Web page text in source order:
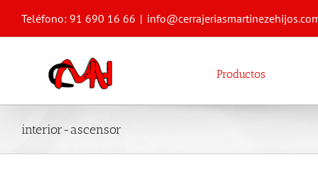
contenido
Teléfono: 91 690 16 66 |
Productos
interior-ascensor